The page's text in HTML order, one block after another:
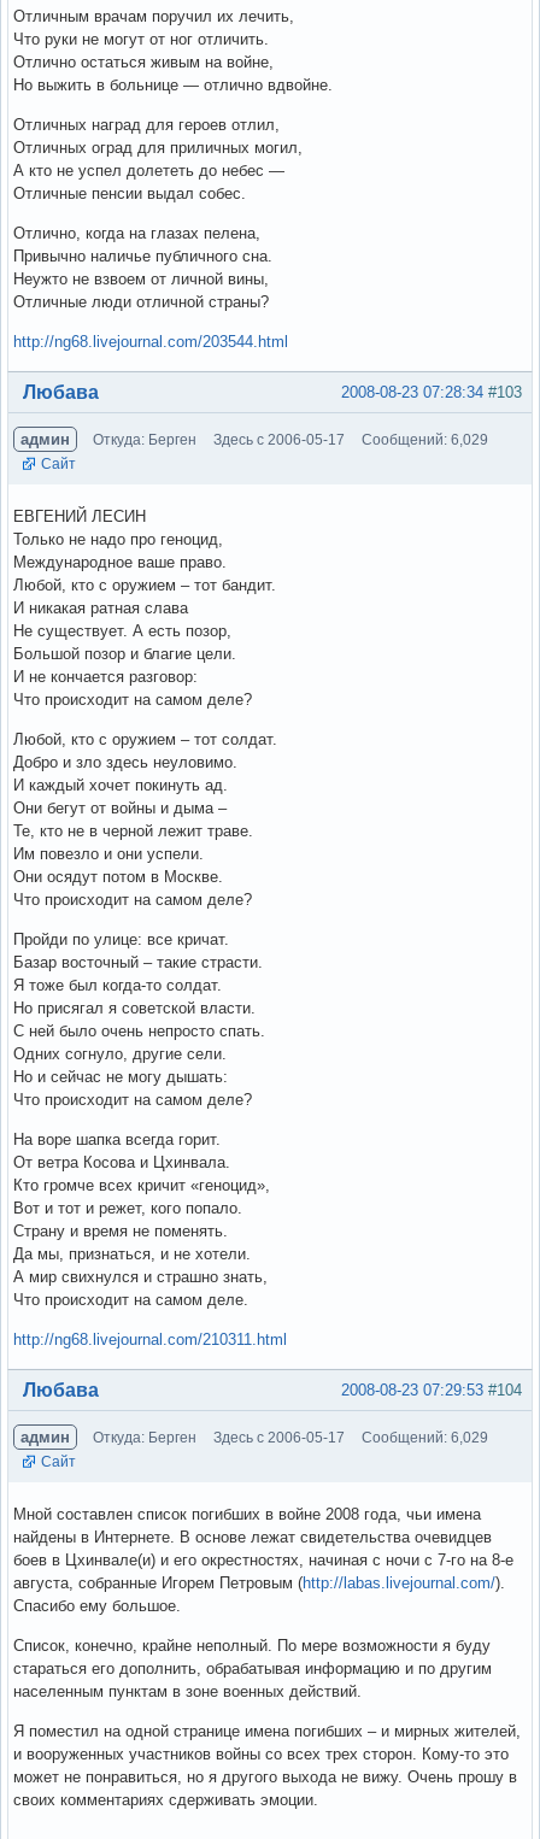
Отличным врачам поручил их лечить,
Что руки не могут от ног отличить.
Отлично остаться живым на войне,
Но выжить в больнице — отлично вдвойне.
Отличных наград для героев отлил,
Отличных оград для приличных могил,
А кто не успел долететь до небес —
Отличные пенсии выдал собес.
Отлично, когда на глазах пелена,
Привычно наличье публичного сна.
Неужто не взвоем от личной вины,
Отличные люди отличной страны?
http://ng68.livejournal.com/203544.html
Вне форума #103
2008-08-23 07:28:34
Любава
админ Откуда: Берген Здесь с 2006-05-17
Сообщений: 6,029
Сайт
ЕВГЕНИЙ ЛЕСИН
Только не надо про геноцид,
Международное ваше право.
Любой, кто с оружием – тот бандит.
И никакая ратная слава
Не существует. А есть позор,
Большой позор и благие цели.
И не кончается разговор:
Что происходит на самом деле?
Любой, кто с оружием – тот солдат.
Добро и зло здесь неуловимо.
И каждый хочет покинуть ад.
Они бегут от войны и дыма –
Те, кто не в черной лежит траве.
Им повезло и они успели.
Они осядут потом в Москве.
Что происходит на самом деле?
Пройди по улице: все кричат.
Базар восточный – такие страсти.
Я тоже был когда-то солдат.
Но присягал я советской власти.
С ней было очень непросто спать.
Одних согнуло, другие сели.
Но и сейчас не могу дышать:
Что происходит на самом деле?
На воре шапка всегда горит.
От ветра Косова и Цхинвала.
Кто громче всех кричит «геноцид»,
Вот и тот и режет, кого попало.
Страну и время не поменять.
Да мы, признаться, и не хотели.
А мир свихнулся и страшно знать,
Что происходит на самом деле.
http://ng68.livejournal.com/210311.html
Вне форума #104
2008-08-23 07:29:53
Любава
админ Откуда: Берген Здесь с 2006-05-17
Сообщений: 6,029
Сайт
Мной составлен список погибших в войне 2008 года, чьи имена
найдены в Интернете. В основе лежат свидетельства очевидцев
боев в Цхинвале(и) и его окрестностях, начиная с ночи с 7-го на 8-е
августа, собранные Игорем Петровым (http://labas.livejournal.com/).
Спасибо ему большое.
Список, конечно, крайне неполный. По мере возможности я буду
стараться его дополнить, обрабатывая информацию и по другим
населенным пунктам в зоне военных действий.
Я поместил на одной странице имена погибших – и мирных жителей,
и вооруженных участников войны со всех трех сторон. Кому-то это
может не понравиться, но я другого выхода не вижу. Очень прошу в
своих комментариях сдерживать эмоции.